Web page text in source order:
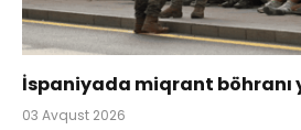
İspaniyada miqrant böhranı
03 Avqust 2026